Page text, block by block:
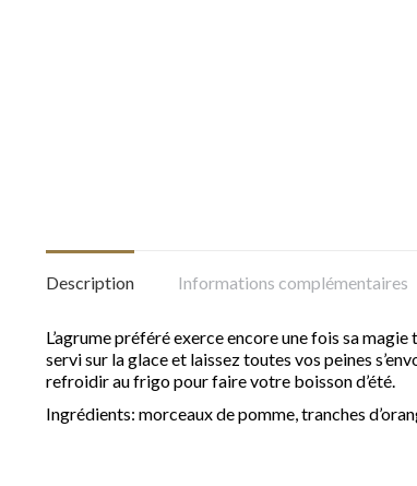
Description Informations complémentaires
L’agrume préféré exerce encore une fois sa
servi sur la glace et laissez toutes vos peines
refroidir au frigo pour faire votre boisson d’été.
Ingrédients: morceaux de pomme, tranches